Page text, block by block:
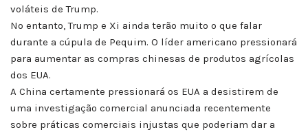
voláteis de Trump.
No entanto, Trump e Xi ainda terão muito o que falar
durante a cúpula de Pequim. O líder americano pressionará
para aumentar as compras chinesas de produtos agrícolas
dos EUA.
A China certamente pressionará os EUA a desistirem de
uma investigação comercial anunciada recentemente
sobre práticas comerciais injustas que poderiam dar a